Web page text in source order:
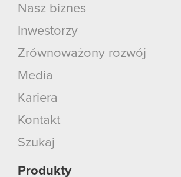
Nasz biznes
Inwestorzy
Zrównoważony rozwój
Media
Kariera
Kontakt
Szukaj
Produkty